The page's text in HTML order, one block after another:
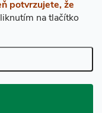
potvrzujete, že
na tlačítko